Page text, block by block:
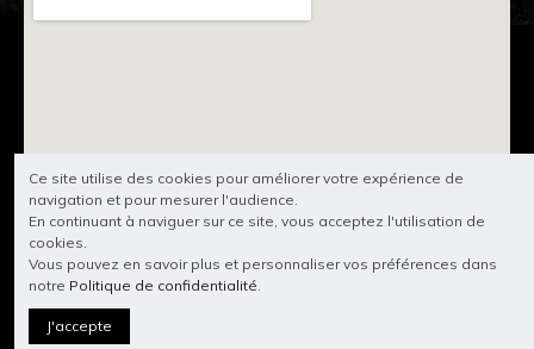
Ce site utilise des cookies pour améliorer votre expérience de
navigation et pour mesurer l'audience.
En continuant à naviguer sur ce site, vous acceptez l'utilisation de
cookies.
Vous pouvez en savoir plus et personnaliser vos préférences dans
notre Politique de confidentialité.
J'accepte